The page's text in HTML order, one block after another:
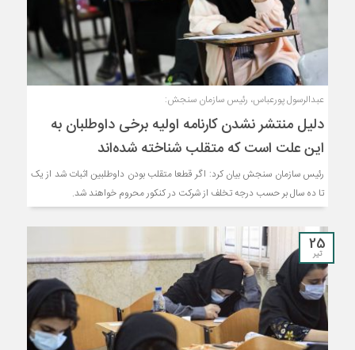
عبدالرسول پورعباس، رئیس سازمان سنجش:
دلیل منتشر نشدن کارنامه اولیه برخی داوطلبان به
این علت است که متقلب شناخته شده‌اند
رئیس سازمان سنجش بیان کرد: اگر قطعا متقلب بودن داوطلبین اثبات شد از یک
تا ده سال بر حسب درجه تخلف از شرکت در کنکور محروم خواهند شد.
25
تیر